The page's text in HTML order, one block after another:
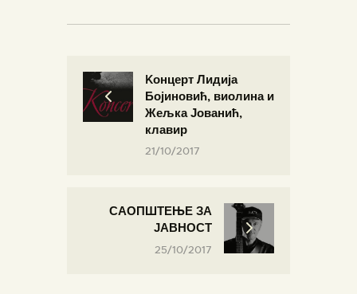
Kонцерт Лидија
Бојиновић, виолина и
Жељка Јованић,
клавир
21/10/2017
САОПШТЕЊЕ ЗА
ЈАВНОСТ
25/10/2017